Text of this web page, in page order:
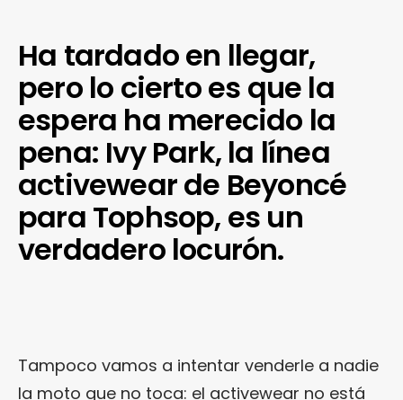
Ha tardado en llegar,
pero lo cierto es que la
espera ha merecido la
pena: Ivy Park, la línea
activewear de Beyoncé
para Tophsop, es un
verdadero locurón.
Tampoco vamos a intentar venderle a nadie
la moto que no toca: el activewear no está